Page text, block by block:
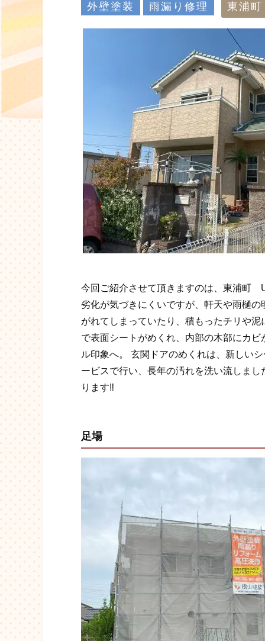
外壁塗装 雨漏り修理 東浦町
今回ご紹介させて頂きますのは、東浦町
劣化が気づきにくいですが、軒天や雨樋
がれてしまっていたり、積もったチリや
で表面シートがめくれ、内部の木部にカ
ル印象へ。 玄関ドアのめくれは、新しい
ービスで行い、長年の汚れを洗い流しま
ります‼︎
足場